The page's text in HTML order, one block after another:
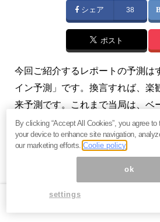
シェア 38
ポスト
今回ご紹介するレポートの予測は
イン予測」です。換言すれば、楽
来予測です。これまで当局は、ベ
は別に悲観的な予測もしていまし
ポートでは省略されています。当
来予測もしたはずですが、公表で
のでレポートから排除したのでし
謝している高年の独り言（有料版）
By clicking “Accept All Cookies”, you agree
your device to enhance site navigation,
our marketing efforts.Coolie policy
ok
settings